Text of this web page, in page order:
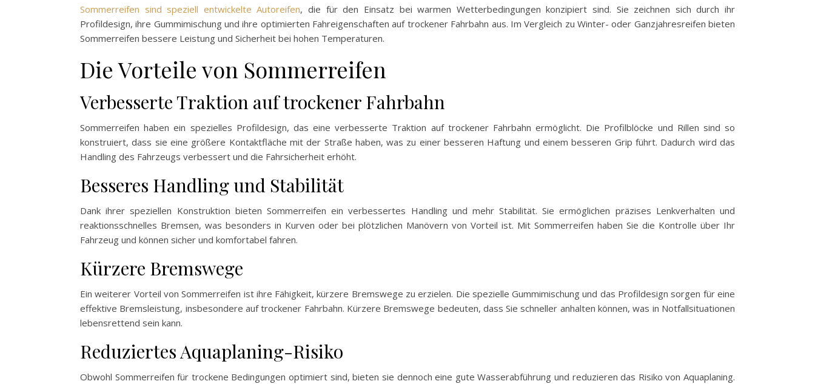
Sommerreifen sind speziell entwickelte Autoreifen, die für den Einsatz bei warmen Wetterbedingungen konzipiert sind. Sie zeichnen sich durch ihr
Profildesign, ihre Gummimischung und ihre optimierten Fahreigenschaften auf trockener Fahrbahn aus. Im Vergleich zu Winter- oder Ganzjahresreifen bieten
Sommerreifen bessere Leistung und Sicherheit bei hohen Temperaturen.
Die Vorteile von Sommerreifen
Verbesserte Traktion auf trockener Fahrbahn
Sommerreifen haben ein spezielles Profildesign, das eine verbesserte Traktion auf trockener Fahrbahn ermöglicht. Die Profilblöcke und Rillen sind so
konstruiert, dass sie eine größere Kontaktfläche mit der Straße haben, was zu einer besseren Haftung und einem besseren Grip führt. Dadurch wird das
Handling des Fahrzeugs verbessert und die Fahrsicherheit erhöht.
Besseres Handling und Stabilität
Dank ihrer speziellen Konstruktion bieten Sommerreifen ein verbessertes Handling und mehr Stabilität. Sie ermöglichen präzises Lenkverhalten und
reaktionsschnelles Bremsen, was besonders in Kurven oder bei plötzlichen Manövern von Vorteil ist. Mit Sommerreifen haben Sie die Kontrolle über Ihr
Fahrzeug und können sicher und komfortabel fahren.
Kürzere Bremswege
Ein weiterer Vorteil von Sommerreifen ist ihre Fähigkeit, kürzere Bremswege zu erzielen. Die spezielle Gummimischung und das Profildesign sorgen für eine
effektive Bremsleistung, insbesondere auf trockener Fahrbahn. Kürzere Bremswege bedeuten, dass Sie schneller anhalten können, was in Notfallsituationen
lebensrettend sein kann.
Reduziertes Aquaplaning-Risiko
Obwohl Sommerreifen für trockene Bedingungen optimiert sind, bieten sie dennoch eine gute Wasserabführung und reduzieren das Risiko von Aquaplaning.